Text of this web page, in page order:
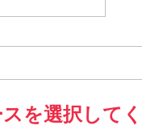
を選択して